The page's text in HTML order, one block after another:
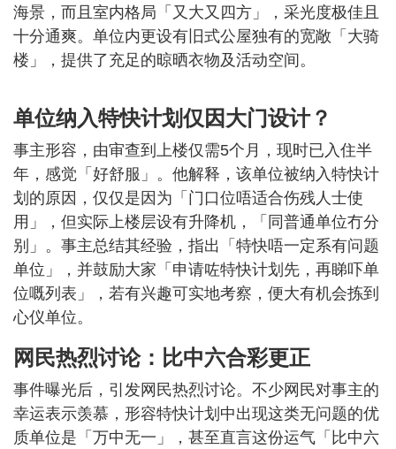
海景，而且室内格局「又大又四方」，采光度极佳且
十分通爽。单位内更设有旧式公屋独有的宽敞「大骑
楼」，提供了充足的晾晒衣物及活动空间。
单位纳入特快计划仅因大门设计？
事主形容，由审查到上楼仅需5个月，现时已入住半
年，感觉「好舒服」。他解释，该单位被纳入特快计
划的原因，仅仅是因为「门口位唔适合伤残人士使
用」，但实际上楼层设有升降机，「同普通单位冇分
别」。事主总结其经验，指出「特快唔一定系有问题
单位」，并鼓励大家「申请咗特快计划先，再睇吓单
位嘅列表」，若有兴趣可实地考察，便大有机会拣到
心仪单位。
网民热烈讨论：比中六合彩更正
事件曝光后，引发网民热烈讨论。不少网民对事主的
幸运表示羡慕，形容特快计划中出现这类无问题的优
质单位是「万中无一」，甚至直言这份运气「比中六